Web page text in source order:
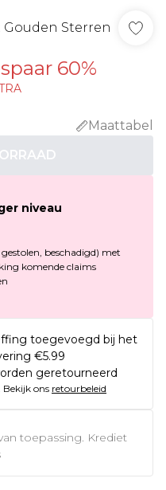
Sterren
60%
Maattabel
niveau
beschadigd) met
komende claims
toegevoegd bij het
€5.99
geretourneerd
Bekijk ons retourbeleid
toepassing. Krediet